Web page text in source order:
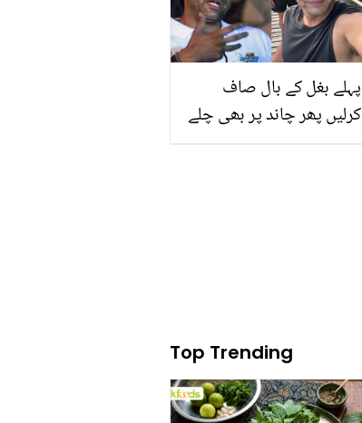
پہلے بغل کے بال صاف
کرلیں پھر چاند پر بھی چلے
Top Trending